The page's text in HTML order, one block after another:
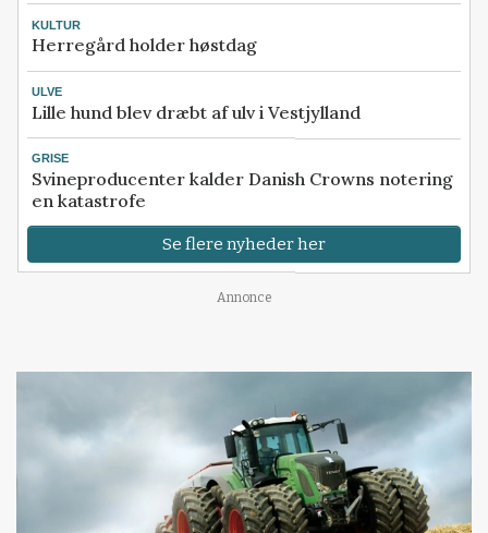
KULTUR
Herregård holder høstdag
ULVE
Lille hund blev dræbt af ulv i Vestjylland
GRISE
Svineproducenter kalder Danish Crowns notering
en katastrofe
Se flere nyheder her
Annonce